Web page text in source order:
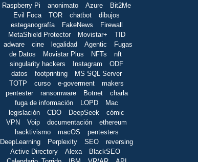
Raspberry Pi
anonimato Azure
Bit2Me
Evil Foca
TOR chatbot
dibujos
esteganografía
FakeNews
Firewall
MetaShield Protector
Movistar+
TID
adware
cine legalidad Agentic
Fugas
de Datos
Movistar Plus NFTs
nft
singularity hackers
Instagram
ODF
datos
footprinting
MS SQL Server
TOTP
curso e-goverment
makers
pentester
ransomware Botnet
charla
fuga de información
LOPD
Mac
legislación
CDO DeepSeek
cómic
VPN
Voip documentación
ethereum
hacktivismo
macOS
pentesters
DeepLearning
Perplexity SEO
reversing
Active Directory
Alexa
BlackSEO